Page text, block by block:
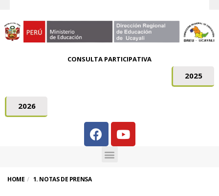
CONSULTA PARTICIPATIVA
2025
2026
HOME 1. NOTAS DE PRENSA